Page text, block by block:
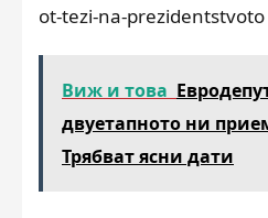
ot-tezi-na-prezidentstvoto
Виж и това
двуетапното ни
Трябват ясни дати